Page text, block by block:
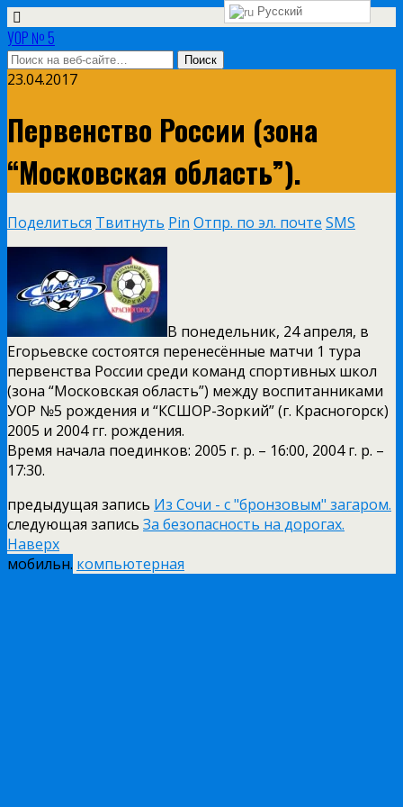
УОР № 5
23.04.2017
Первенство России (зона
“Московская область”).
Поделиться Твитнуть Pin Отпр. по эл. почте SMS
В понедельник, 24 апреля, в
Егорьевске состоятся перенесённые матчи 1 тура
первенства России среди команд спортивных школ
(зона “Московская область”) между воспитанниками
УОР №5 рождения и “КСШОР-Зоркий” (г. Красногорск)
2005 и 2004 гг. рождения.
Время начала поединков: 2005 г. р. – 16:00, 2004 г. р. –
17:30.
предыдущая запись Из Сочи - с "бронзовым" загаром.
следующая запись За безопасность на дорогах.
Русский
Наверх
мобильн. компьютерная